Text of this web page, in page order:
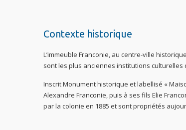
Contexte historique
L’immeuble Franconie, au centre-ville
sont les plus anciennes institutions culturelles
Inscrit Monument historique et labellisé «
Alexandre Franconie, puis à ses fils Elie
par la colonie en 1885 et sont propriétés